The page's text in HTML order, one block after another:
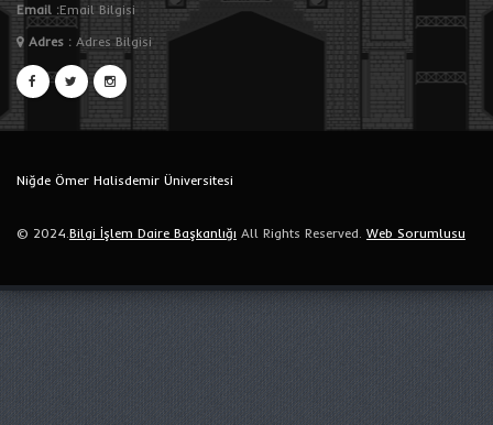
Email :Email Bilgisi
Adres : Adres Bilgisi
Niğde Ömer Halisdemir Üniversitesi
© 2024.Bilgi İşlem Daire Başkanlığı All Rights Reserved. Web Sorumlusu